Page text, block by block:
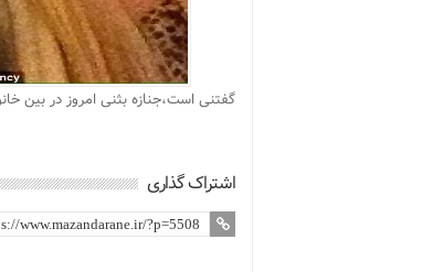
گفتنی است،جنازه بثنی امروز در بین
اشتراک گذاری